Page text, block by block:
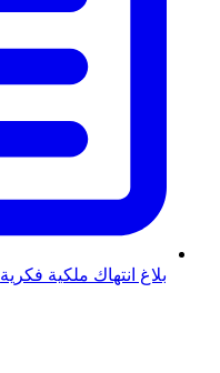
بلاغ انتهاك ملكية فكرية